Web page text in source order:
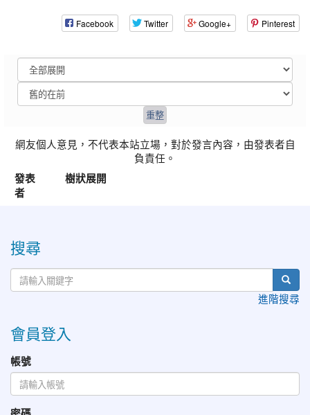
Facebook Twitter Google+ Pinterest
網友個人意見，不代表本站立場，對於發言內容，由發表者自
負責任。
發表
者
樹狀展開
搜尋
進階搜尋
會員登入
帳號